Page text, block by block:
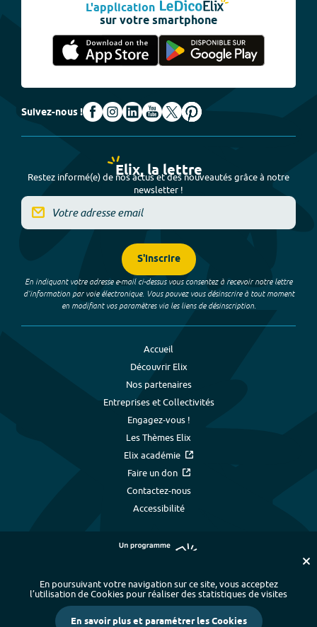
L'application
sur votre smartphone
Suivez-nous !
Elix, la lettre
Restez informé(e) de nos actus et des nouveautés grâce à notre
newsletter !
S'inscrire
En indiquant votre adresse e-mail ci-dessus vous consentez à recevoir notre lettre
d’information par voie électronique. Vous pouvez vous désinscrire à tout moment
en modifiant vos paramètres via les liens de désinscription.
Accueil
Découvrir Elix
Nos partenaires
Entreprises et Collectivités
Engagez-vous !
Les Thèmes Elix
Elix académie
Faire un don
Contactez-nous
Accessibilité
Plan du site - Index alphabétique
-
Mentions légales et données personnelles
- Paramétrer les cookies
En poursuivant votre navigation sur ce site, vous acceptez
l’utilisation de Cookies pour réaliser des statistiques de visites
En savoir plus et paramétrer les Cookies